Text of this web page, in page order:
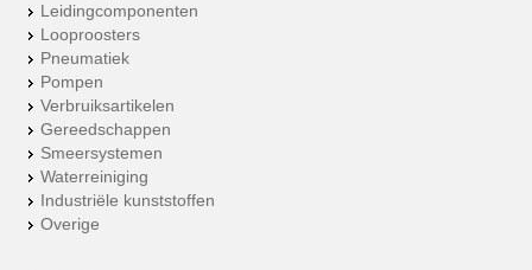
Leidingcomponenten
Looproosters
Pneumatiek
Pompen
Verbruiksartikelen
Gereedschappen
Smeersystemen
Waterreiniging
Industriële kunststoffen
Overige